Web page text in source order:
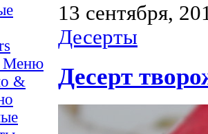
Меню
&
13 сентября,
Десерты
Десерт